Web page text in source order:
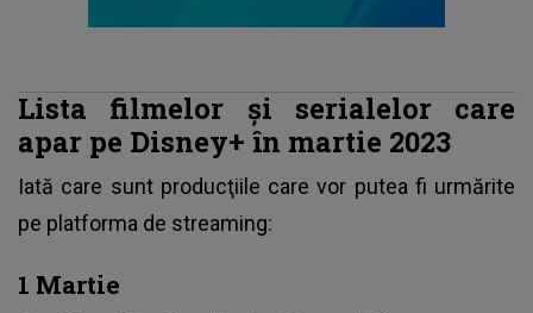
Lista filmelor și serialelor care
apar pe Disney+ în martie 2023
Iată care sunt producţiile care vor putea fi urmărite
pe platforma de streaming:
1 Martie